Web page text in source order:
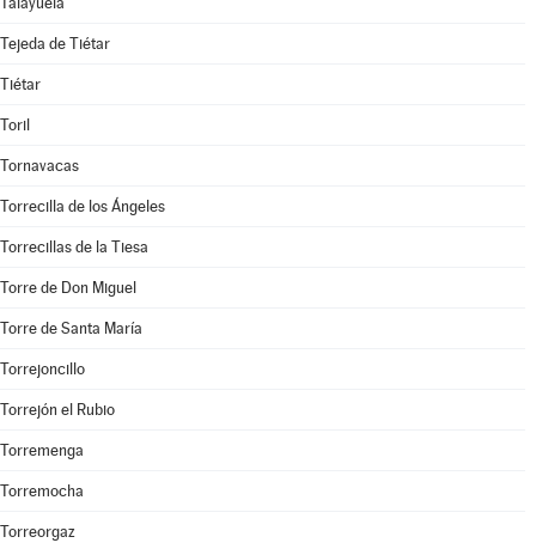
Tejeda de Tiétar
Tiétar
Toril
Tornavacas
Torrecilla de los Ángeles
Torrecillas de la Tiesa
Torre de Don Miguel
Torre de Santa María
Torrejoncillo
Torrejón el Rubio
Torremenga
Torremocha
Torreorgaz